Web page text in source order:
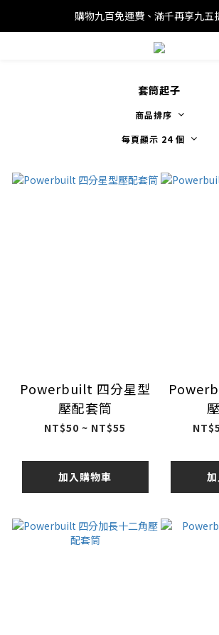
購物九百免運費、滿千再享九五
套筒起子
商品排序
每頁顯示 24 個
Powerbuilt 四分星型
壓配套筒
NT$50 ~ NT$55
加入購物車